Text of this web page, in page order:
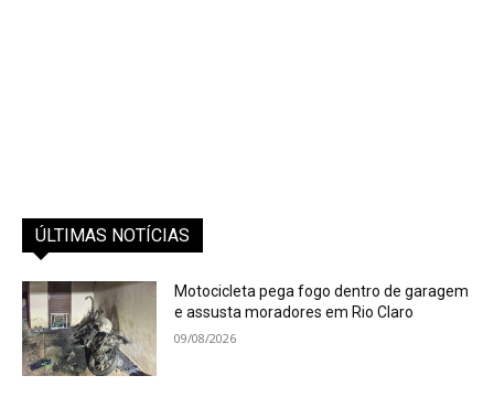
ÚLTIMAS NOTÍCIAS
Motocicleta pega fogo dentro de garagem
e assusta moradores em Rio Claro
09/08/2026